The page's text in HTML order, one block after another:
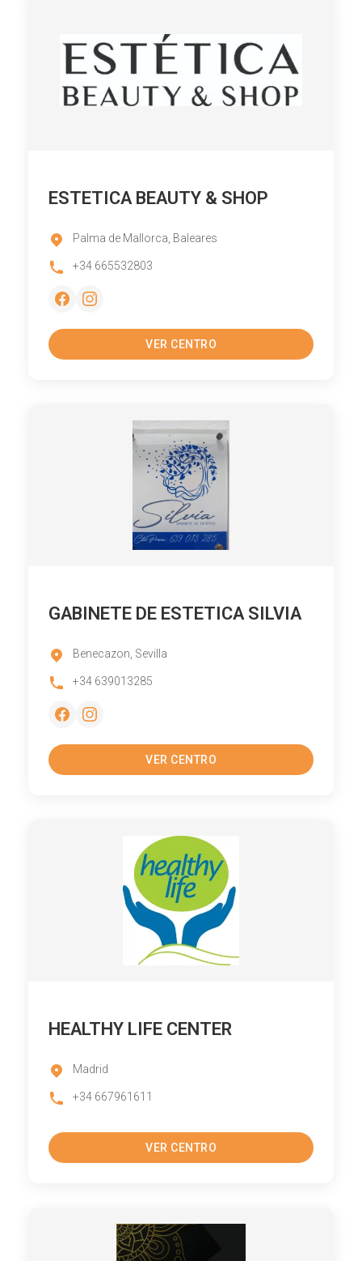
ESTETICA BEAUTY & SHOP
Palma de Mallorca, Baleares
+34 665532803
VER CENTRO
GABINETE DE ESTETICA SILVIA
Benecazon, Sevilla
+34 639013285
VER CENTRO
HEALTHY LIFE CENTER
Madrid
+34 667961611
VER CENTRO